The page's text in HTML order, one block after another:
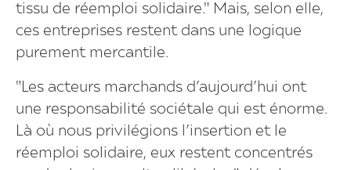
tissu de réemploi solidaire." Mais, selon elle,
ces entreprises restent dans une logique
purement mercantile.
"Les acteurs marchands d’aujourd’hui ont
une responsabilité sociétale qui est énorme.
Là où nous privilégions l’insertion et le
réemploi solidaire, eux restent concentrés